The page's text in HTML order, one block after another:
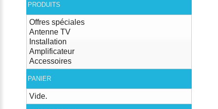
PRODUITS
Offres spéciales
Antenne TV
Installation
Amplificateur
Accessoires
PANIER
Vide.